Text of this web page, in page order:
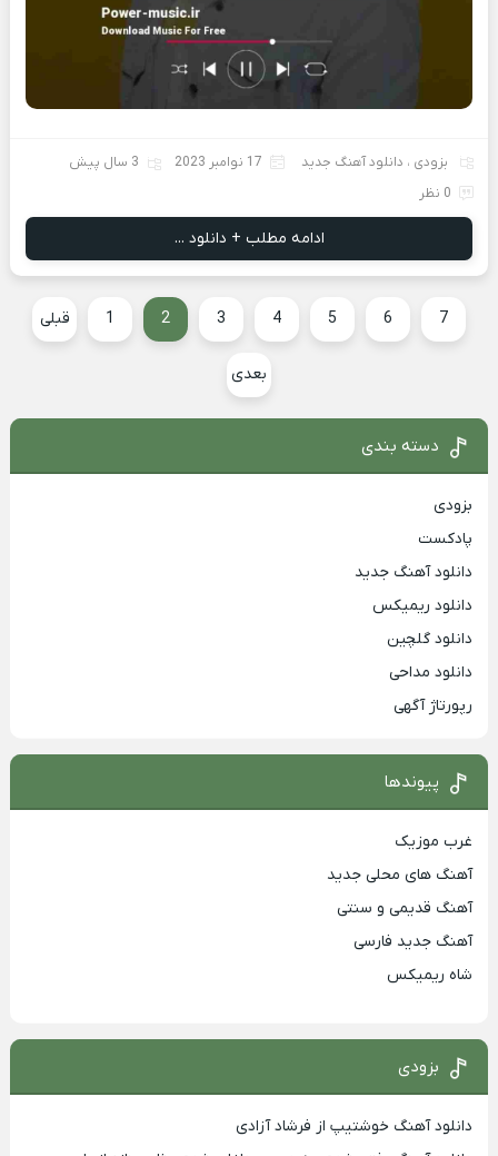
بزودی ، دانلود آهنگ جدید 17 نوامبر 2023
3 سال پیش
0 نظر
ادامه مطلب + دانلود ...
قبلی 1 2 3 4 5 6 7
بعدی
دسته بندی
بزودی
پادکست
دانلود آهنگ جدید
دانلود ریمیکس
دانلود گلچین
دانلود مداحی
رپورتاژ آگهی
پیوندها
غرب موزیک
آهنگ های محلی جدید
آهنگ قدیمی و سنتی
آهنگ جدید فارسی
شاه ریمیکس
بزودی
دانلود آهنگ خوشتیپ از فرشاد آزادی